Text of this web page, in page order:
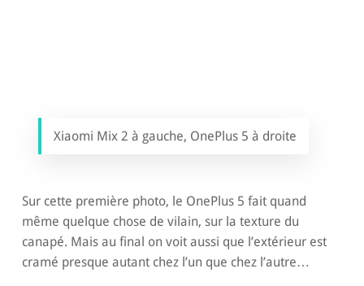
Xiaomi Mix 2 à gauche, OnePlus 5 à droite
Sur cette première photo, le OnePlus 5 fait quand
même quelque chose de vilain, sur la texture du
canapé. Mais au final on voit aussi que l’extérieur est
cramé presque autant chez l’un que chez l’autre…